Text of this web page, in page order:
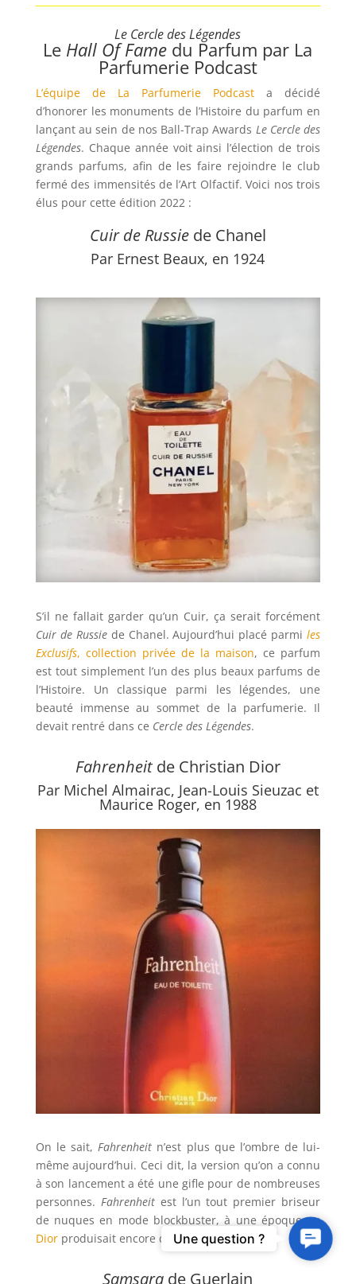
Le Cercle des Légendes
Le Hall Of Fame du Parfum par La
Parfumerie Podcast
L’équipe de La Parfumerie Podcast a décidé
d’honorer les monuments de l’Histoire du parfum en
lançant au sein de nos Ball-Trap Awards Le Cercle des
Légendes. Chaque année voit ainsi l’élection de trois
grands parfums, afin de les faire rejoindre le club
fermé des immensités de l’Art Olfactif. Voici nos trois
élus pour cette édition 2022 :
Cuir de Russiede Chanel
Par Ernest Beaux, en 1924
S’il ne fallait garder qu’un Cuir, ça serait forcément
Cuir de Russiede Chanel. Aujourd’hui placé parmiles
Exclusifs, collection privée de la maison, ce parfum
est tout simplement l’un des plus beaux parfums de
l’Histoire. Un classique parmi les légendes, une
beauté immense au sommet de la parfumerie. Il
devait rentré dans ce Cercle des Légendes.
Fahrenheitde Christian Dior
Par Michel Almairac, Jean-Louis Sieuzac et
Maurice Roger, en 1988
On le sait,Fahrenheit n’est plus que l’ombre de lui-
même aujourd’hui. Ceci dit, la version qu’on a connu
à son lancement a été une gifle pour de nombreuses
personnes. Fahrenheitest l’un tout premier briseur
de nuques en mode blockbuster, à une époque ou
Diorproduisait encore du parfum…
Samsara de Guerlain
Contact
Us
Une question ?